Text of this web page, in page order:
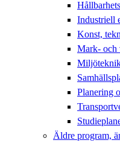
Industriell
Konst,
Mark- och
Planering
Äldre program,